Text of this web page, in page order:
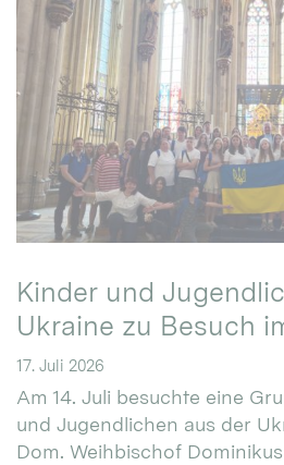
Kinder und
Ukraine zu Besuch
17. Juli 2026
Am 14. Juli besuchte eine
und Jugendlichen aus der
Dom. Weihbischof